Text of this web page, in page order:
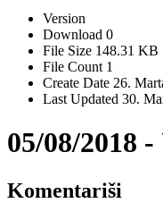
Version
Download 0
File Size 148.31 KB
File Count 1
Create Date 26.
Last Updated 30.
05/08/2018
Komentariši